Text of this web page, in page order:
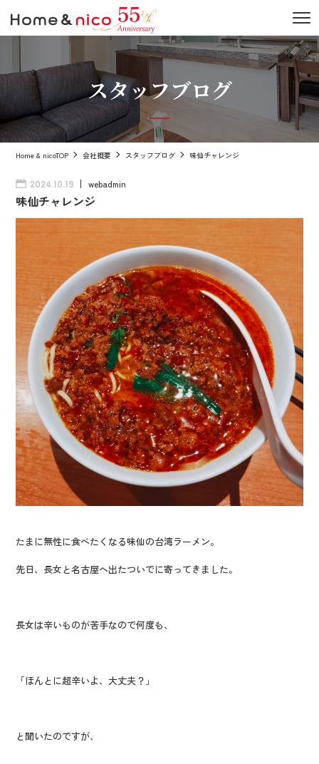
スタッフブログ
Home & nicoTOP 会社概要 スタッフブログ 味仙チャレンジ
2024.10.19 webadmin
味仙チャレンジ
たまに無性に食べたくなる味仙の台湾ラーメン。
先日、長女と名古屋へ出たついでに寄ってきました。
長女は辛いものが苦手なので何度も、
「ほんとに超辛いよ、大丈夫？」
と聞いたのですが、